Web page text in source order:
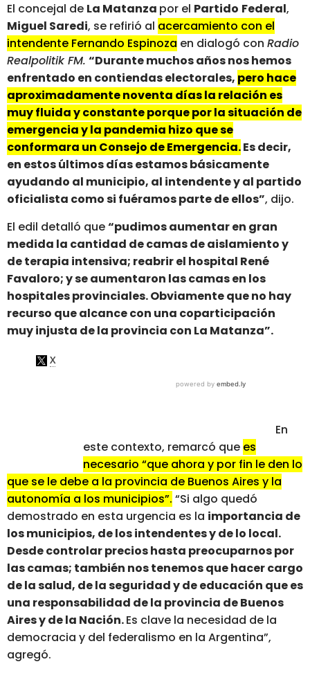
El concejal de La Matanza por el Partido Federal,
Miguel Saredi, se refirió al acercamiento con el
intendente Fernando Espinoza en dialogó con Radio
Realpolitik FM. “Durante muchos años nos hemos
enfrentado en contiendas electorales, pero hace
aproximadamente noventa días la relación es
muy fluida y constante porque por la situación de
emergencia y la pandemia hizo que se
conformara un Consejo de Emergencia.Es decir,
en estos últimos días estamos básicamente
ayudando al municipio, al intendente y al partido
oficialista como si fuéramos parte de ellos”, dijo.
El edil detalló que“pudimos aumentar en gran
medida la cantidad de camas de aislamiento y
de terapia intensiva; reabrir el hospital René
Favaloro; y se aumentaron las camas en los
hospitales provinciales. Obviamente que no hay
recurso que alcance con una coparticipación
muy injusta de la provincia con La Matanza”.
En
este contexto, remarcó que es
necesario “que ahora y por fin le den lo
que se le debe a la provincia de Buenos Aires y la
autonomía a los municipios”. “Si algo quedó
demostrado en esta urgencia es la importancia de
los municipios, de los intendentes y de lo local.
Desde controlar precios hasta preocuparnos por
las camas; también nos tenemos que hacer cargo
de la salud, de la seguridad y de educación que es
una responsabilidad de la provincia de Buenos
Aires y de la Nación.Es clave la necesidad de la
democracia y del federalismo en la Argentina”,
agregó.